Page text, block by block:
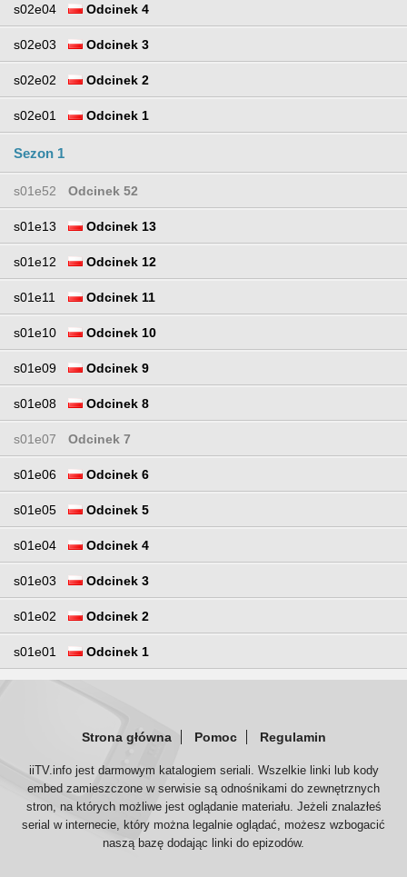
s02e04 Odcinek 4
s02e03 Odcinek 3
s02e02 Odcinek 2
s02e01 Odcinek 1
Sezon 1
s01e52 Odcinek 52
s01e13 Odcinek 13
s01e12 Odcinek 12
s01e11 Odcinek 11
s01e10 Odcinek 10
s01e09 Odcinek 9
s01e08 Odcinek 8
s01e07 Odcinek 7
s01e06 Odcinek 6
s01e05 Odcinek 5
s01e04 Odcinek 4
s01e03 Odcinek 3
s01e02 Odcinek 2
s01e01 Odcinek 1
Strona główna Pomoc Regulamin
iiTV.info jest darmowym katalogiem seriali. Wszelkie linki lub kody
embed zamieszczone w serwisie są odnośnikami do zewnętrznych
stron, na których możliwe jest oglądanie materiału. Jeżeli znalazłeś
serial w internecie, który można legalnie oglądać, możesz wzbogacić
naszą bazę dodając linki do epizodów.